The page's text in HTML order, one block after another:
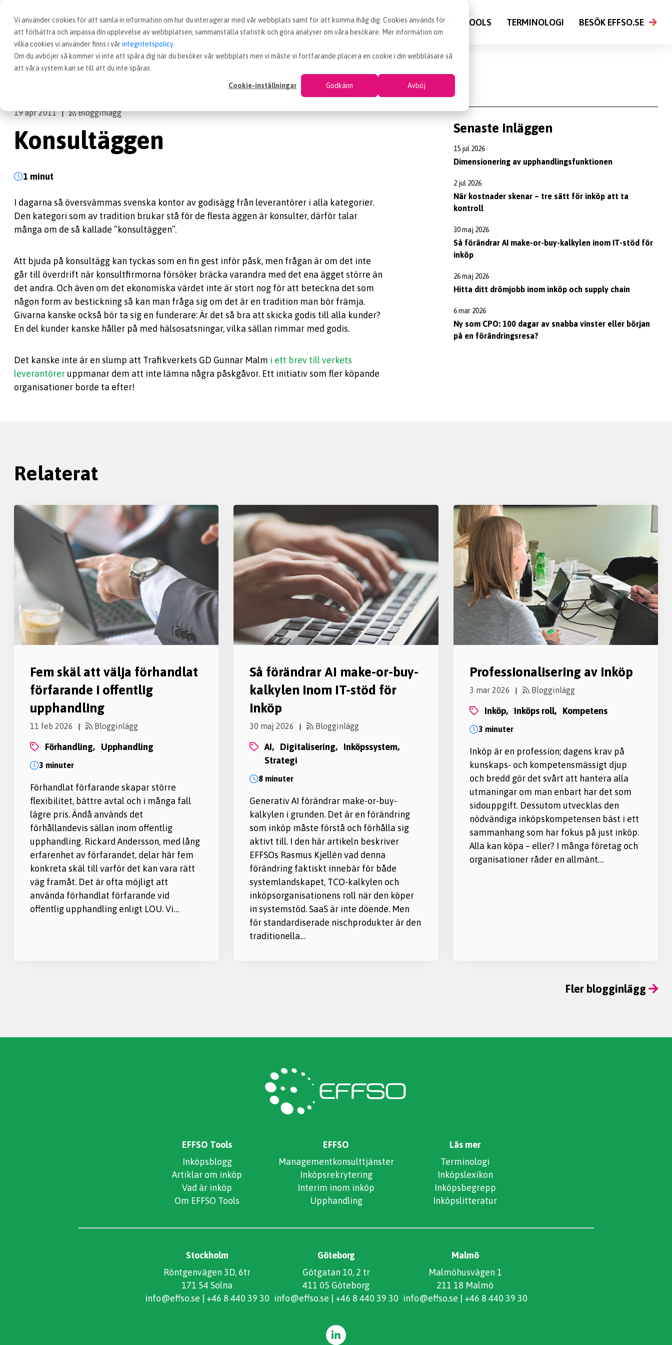
Vi använder cookies för att samla in information om hur du interagerar med vår webbplats samt för att komma ihåg dig. Cookies används för
att förbättra och anpassa din upplevelse av webbplatsen, sammanställa statistik och göra analyser om våra besökare. Mer information om
vilka cookies vi använder finns i vårintegritetspolicy.
Om du avböjer så kommer vi inte att spåra dig när du besöker vår webbplats men vi måste vi fortfarande placera en cookie i din webbläsare så
att våra system kan se till att du inte spåras.
Cookie-inställningar Godkänn Avböj
BLOGG ARTIKLAR VAD ÄR INKÖP OM EFFSO TOOLS TERMINOLOGI BESÖK EFFSO.SE
Blogg Konsultäggen
19 apr 2011 | Blogginlägg
Konsultäggen
1 minut
I dagarna så översvämmas svenska kontor av godisägg från leverantörer i alla kategorier.
Den kategori som av tradition brukar stå för de flesta äggen är konsulter, därför talar
många om de så kallade ”konsultäggen”.
Att bjuda på konsultägg kan tyckas som en fin gest inför påsk, men frågan är om det inte
går till överdrift när konsultfirmorna försöker bräcka varandra med det ena ägget större än
det andra. Och även om det ekonomiska värdet inte är stort nog för att beteckna det som
någon form av bestickning så kan man fråga sig om det är en tradition man bör främja.
Givarna kanske också bör ta sig en funderare: Är det så bra att skicka godis till alla kunder?
En del kunder kanske håller på med hälsosatsningar, vilka sällan rimmar med godis.
Det kanske inte är en slump att Trafikverkets GD Gunnar Malm i ett brev till verkets
leverantörer uppmanar dem att inte lämna några påskgåvor. Ett initiativ som fler köpande
organisationer borde ta efter!
Senaste inläggen
15 jul 2026
Dimensionering av upphandlingsfunktionen
2 jul 2026
När kostnader skenar – tre sätt för inköp att ta
kontroll
30 maj 2026
Så förändrar AI make-or-buy-kalkylen inom IT-stöd för
inköp
26 maj 2026
Hitta ditt drömjobb inom inköp och supply chain
6 mar 2026
Ny som CPO: 100 dagar av snabba vinster eller början
på en förändringsresa?
Relaterat
Fem skäl att välja förhandlat
förfarande i offentlig
upphandling
11 feb 2026 | Blogginlägg
förhandling, upphandling
3 minuter
Förhandlat förfarande skapar större
flexibilitet, bättre avtal och i många fall
lägre pris. Ändå används det
förhållandevis sällan inom offentlig
upphandling. Rickard Andersson, med lång
erfarenhet av förfarandet, delar här fem
konkreta skäl till varför det kan vara rätt
väg framåt. Det är ofta möjligt att
använda förhandlat förfarande vid
offentlig upphandling enligt LOU. Vi…
Så förändrar AI make-or-buy-
kalkylen inom IT-stöd för
inköp
30 maj 2026 | Blogginlägg
AI, digitalisering,
inköpssystem,
strategi
8 minuter
Generativ AI förändrar make-or-buy-
kalkylen i grunden. Det är en förändring
som inköp måste förstå och förhålla sig
aktivt till. I den här artikeln beskriver
EFFSOs Rasmus Kjellén vad denna
förändring faktiskt innebär för både
systemlandskapet, TCO-kalkylen och
inköpsorganisationens roll när den köper
in systemstöd. SaaS är inte döende. Men
för standardiserade nischprodukter är den
traditionella…
Professionalisering av inköp
3 mar 2026 | Blogginlägg
inköp, inköps roll, kompetens
3 minuter
Inköp är en profession; dagens krav på
kunskaps- och kompetensmässigt djup
och bredd gör det svårt att hantera alla
utmaningar om man enbart har det som
sidouppgift. Dessutom utvecklas den
nödvändiga inköpskompetensen bäst i ett
sammanhang som har fokus på just inköp.
Alla kan köpa – eller? I många företag och
organisationer råder en allmänt…
Fler blogginlägg
EFFSO Tools
Inköpsblogg
Artiklar om inköp
Vad är inköp
Om EFFSO Tools
EFFSO
Managementkonsulttjänster
Inköpsrekrytering
Interim inom inköp
Upphandling
Läs mer
Terminologi
Inköpslexikon
Inköpsbegrepp
Inköpslitteratur
Stockholm
Röntgenvägen 3D, 6tr
171 54 Solna
info@effso.se
+46 8 440 39 30
Göteborg
Götgatan 10, 2 tr
411 05 Göteborg
info@effso.se
+46 8 440 39 30
Malmö
Malmöhusvägen 1
211 18 Malmö
info@effso.se
+46 8 440 39 30